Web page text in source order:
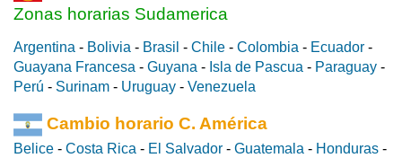
Zonas horarias Sudamerica
Argentina - Bolivia - Brasil - Chile - Colombia - Ecuador -
Guayana Francesa - Guyana - Isla de Pascua - Paraguay -
Perú - Surinam - Uruguay - Venezuela
Cambio horario C. América
Belice - Costa Rica - El Salvador - Guatemala - Honduras -